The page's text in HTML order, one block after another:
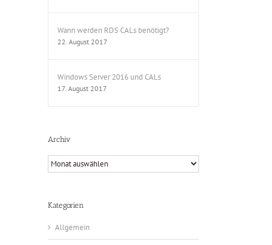
Wann werden RDS CALs benötigt?
22. August 2017
Windows Server 2016 und CALs
17. August 2017
Archiv
Archiv
Kategorien
Allgemein